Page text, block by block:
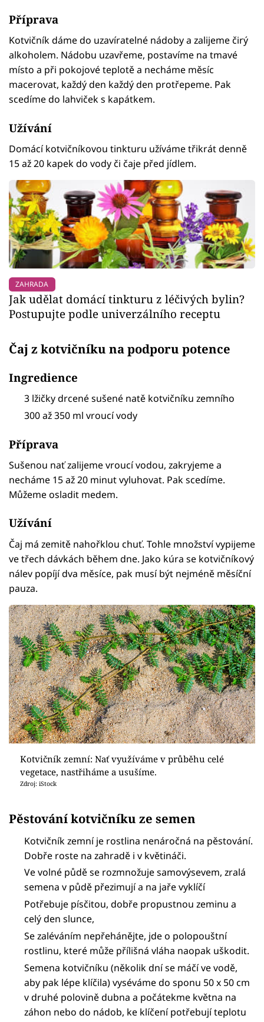
Příprava
Kotvičník dáme do uzavíratelné nádoby a zalijeme čirý
alkoholem. Nádobu uzavřeme, postavíme na tmavé
místo a při pokojové teplotě a necháme měsíc
macerovat, každý den každý den protřepeme. Pak
scedíme do lahviček s kapátkem.
Užívání
Domácí kotvičníkovou tinkturu užíváme třikrát denně
15 až 20 kapek do vody či čaje před jídlem.
ZAHRADA
Jak udělat domácí tinkturu z léčivých bylin?
Postupujte podle univerzálního receptu
Čaj z kotvičníku na podporu potence
Ingredience
3 lžičky drcené sušené natě kotvičníku zemního
300 až 350 ml vroucí vody
Příprava
Sušenou nať zalijeme vroucí vodou, zakryjeme a
necháme 15 až 20 minut vyluhovat. Pak scedíme.
Můžeme osladit medem.
Užívání
Čaj má zemitě nahořklou chuť. Tohle množství vypijeme
ve třech dávkách během dne. Jako kúra se kotvičníkový
nálev popíjí dva měsíce, pak musí být nejméně měsíční
pauza.
Kotvičník zemní: Nať využíváme v průběhu celé
vegetace, nastřiháme a usušíme.
Zdroj: iStock
Pěstování kotvičníku ze semen
Kotvičník zemní je rostlina nenáročná na pěstování.
Dobře roste na zahradě i v květináči.
Ve volné půdě se rozmnožuje samovýsevem, zralá
semena v půdě přezimují a na jaře vyklíčí
Potřebuje písčitou, dobře propustnou zeminu a
celý den slunce,
Se zaléváním nepřehánějte, jde o polopouštní
rostlinu, které může přílišná vláha naopak uškodit.
Semena kotvičníku (několik dní se máčí ve vodě,
aby pak lépe klíčila) vyséváme do sponu 50 x 50 cm
v druhé polovině dubna a počátekme května na
záhon nebo do nádob, ke klíčení potřebují teplotu